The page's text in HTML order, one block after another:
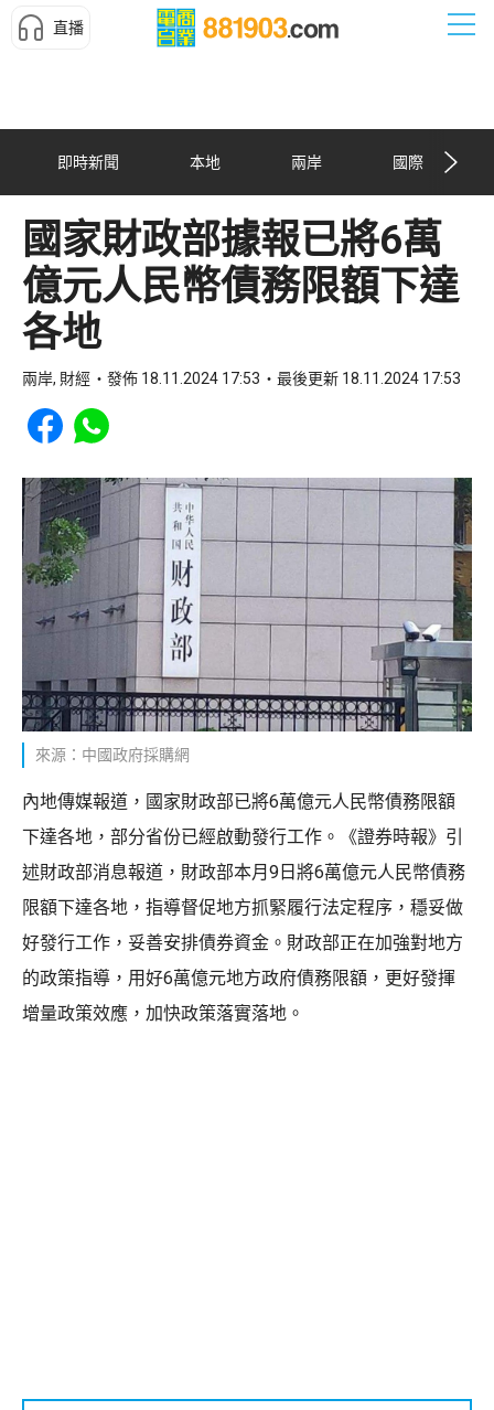
直播
即時新聞 本地 兩岸 國際
國家財政部據報已將6萬
億元人民幣債務限額下達
各地
兩岸, 財經 發佈 18.11.2024 17:53 最後更新 18.11.2024 17:53
Share to Facebook
Share to WhatsApp
來源：中國政府採購網
內地傳媒報道，國家財政部已將6萬億元人民幣債務限額
下達各地，部分省份已經啟動發行工作。《證券時報》引
述財政部消息報道，財政部本月9日將6萬億元人民幣債務
限額下達各地，指導督促地方抓緊履行法定程序，穩妥做
好發行工作，妥善安排債券資金。財政部正在加強對地方
的政策指導，用好6萬億元地方政府債務限額，更好發揮
增量政策效應，加快政策落實落地。